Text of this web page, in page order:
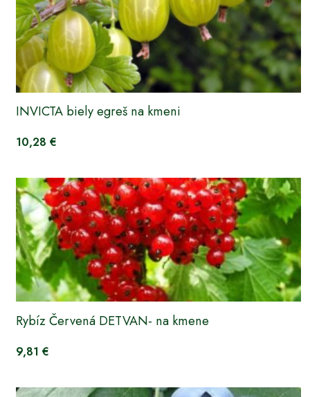
INVICTA biely egreš na kmeni
10,28 €
Rybíz Červená DETVAN- na kmene
9,81 €